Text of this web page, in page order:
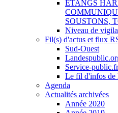
ETANGS
SOUSTONS,
Niveau de
Fil(s) d'actus et flux
Sud-Ouest
Service-public.fr
Le fil d'infos de
Agenda
Actualités archivées
Année 2020